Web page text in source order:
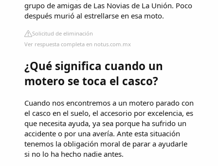
grupo de amigas de Las Novias de La Unión. Poco
después murió al estrellarse en esa moto.
Solicitud de eliminación
Ver respuesta completa en notus.com.mx
¿Qué significa cuando un
motero se toca el casco?
Cuando nos encontremos a un motero parado con
el casco en el suelo, el accesorio por excelencia, es
que necesita ayuda, ya sea porque ha sufrido un
accidente o por una avería. Ante esta situación
tenemos la obligación moral de parar a ayudarle
si no lo ha hecho nadie antes.